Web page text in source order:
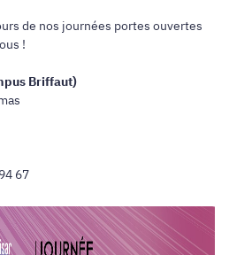
de nos journées portes ouvertes
!
Briffaut)
67